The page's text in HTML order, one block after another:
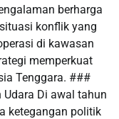
berharga
konflik yang
di kawasan
memperkuat
Tenggara. ###
Udara Di awal tahun
ketegangan politik